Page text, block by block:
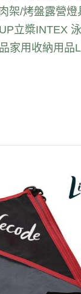
架/烤盤露營燈
立槳INTEX
家用收納用品